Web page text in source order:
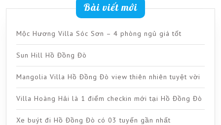
Bài viết mới
Mộc Hương Villa Sóc Sơn – 4 phòng ngủ giá tốt
Sun Hill Hồ Đồng Đò
Mangolia Villa Hồ Đồng Đò view thiên nhiên tuyệt vời
Villa Hoàng Hải là 1 điểm checkin mới tại Hồ Đồng Đò
Xe buýt đi Hồ Đồng Đò có 03 tuyến gần nhất